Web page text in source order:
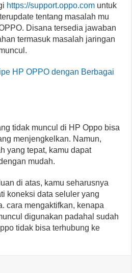
https://support.oppo.com untuk
tentang masalah mu
Disana tersedia jawaban
termasuk masalah jaringan
HP OPPO dengan Berbagai
tidak muncul di HP Oppo bisa
menjengkelkan. Namun,
yang tepat, kamu dapat
mudah.
di atas, kamu seharusnya
koneksi data seluler yang
cara mengaktifkan, kenapa
digunakan padahal sudah
tidak bisa terhubung ke